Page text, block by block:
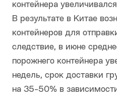
контейнера
В результате в Китае
контейнеров для
следствие, в июне
порожнего контейнера
недель, срок доставки
на 35-50% в